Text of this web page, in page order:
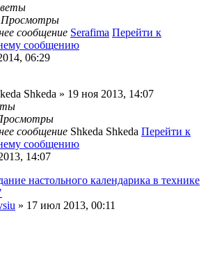
Просмотры
сообщение Serafima Перейти к
сообщению
06:29
Shkeda » 19 ноя 2013, 14:07
сообщение Shkeda Shkeda Перейти к
сообщению
14:07
настольного календарика в технике
» 17 июл 2013, 00:11